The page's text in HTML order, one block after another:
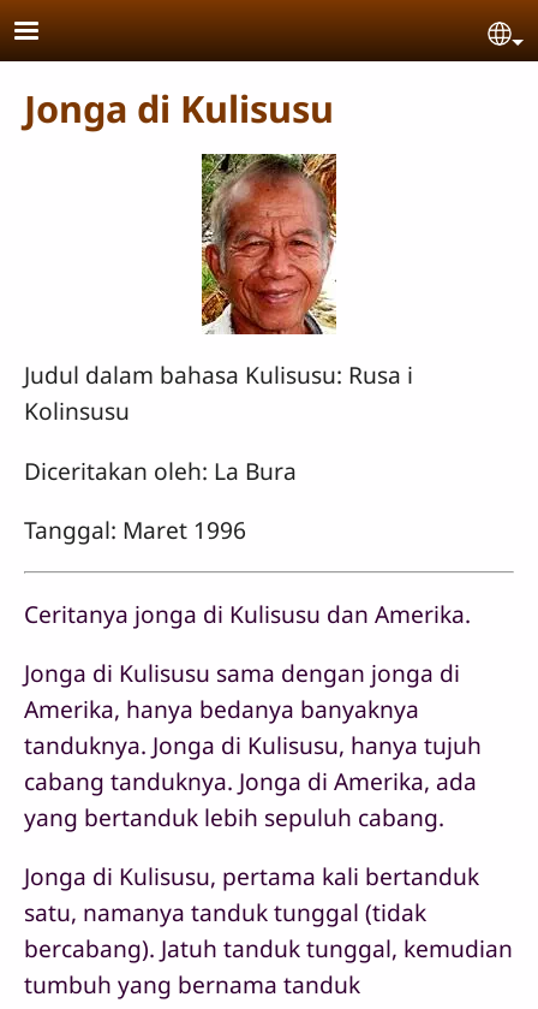
Skip to main content
Jonga di Kulisusu
Judul dalam bahasa Kulisusu: Rusa i
Kolinsusu
Diceritakan oleh: La Bura
Tanggal: Maret 1996
Ceritanya jonga di Kulisusu dan Amerika.
Jonga di Kulisusu sama dengan jonga di
Amerika, hanya bedanya banyaknya
tanduknya. Jonga di Kulisusu, hanya tujuh
cabang tanduknya. Jonga di Amerika, ada
yang bertanduk lebih sepuluh cabang.
Jonga di Kulisusu, pertama kali bertanduk
satu, namanya tanduk tunggal (tidak
bercabang). Jatuh tanduk tunggal, kemudian
tumbuh yang bernama tanduk